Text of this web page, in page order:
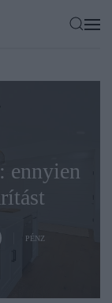
ennyien
PÉNZ